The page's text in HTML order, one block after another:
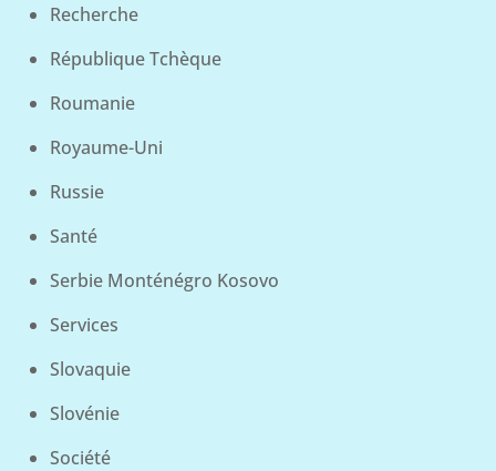
Recherche
République Tchèque
Roumanie
Royaume-Uni
Russie
Santé
Serbie Monténégro Kosovo
Services
Slovaquie
Slovénie
Société